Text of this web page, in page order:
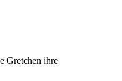
Gretchen ihre